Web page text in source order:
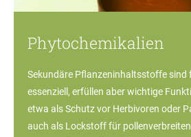
Phytochemikalien
Sekundäre Pflanzeninhaltsstoffe sind
essenziell, erfüllen aber wichtige
etwa als Schutz vor Herbivoren oder
auch als Lockstoff für